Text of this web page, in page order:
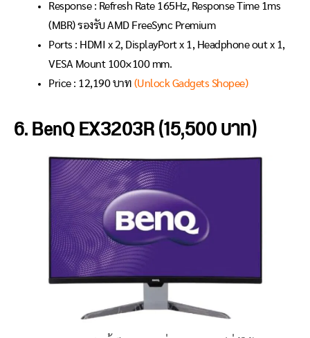
Response : Refresh Rate 165Hz, Response Time 1ms
(MBR) รองรับ AMD FreeSync Premium
Ports : HDMI x 2, DisplayPort x 1, Headphone out x 1,
VESA Mount 100×100 mm.
Price : 12,190 บาท (Unlock Gadgets Shopee)
6. BenQ EX3203R (15,500 บาท)